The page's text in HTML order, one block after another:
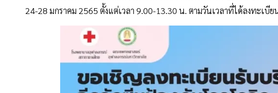
24-28 มกราคม 2565 ตั้งแต่เวลา 9.00-13.30 น. ตามวันเวลาที่ได้ลงทะเบีย